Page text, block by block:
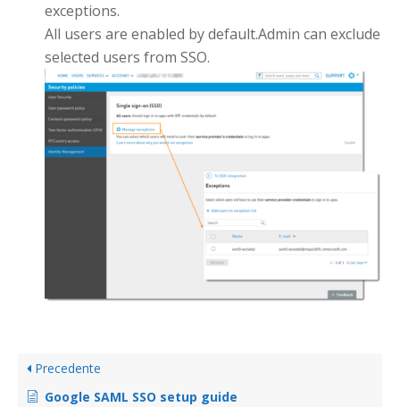
exceptions.
All users are enabled by default.Admin can exclude
selected users from SSO.
Precedente
Google SAML SSO setup guide